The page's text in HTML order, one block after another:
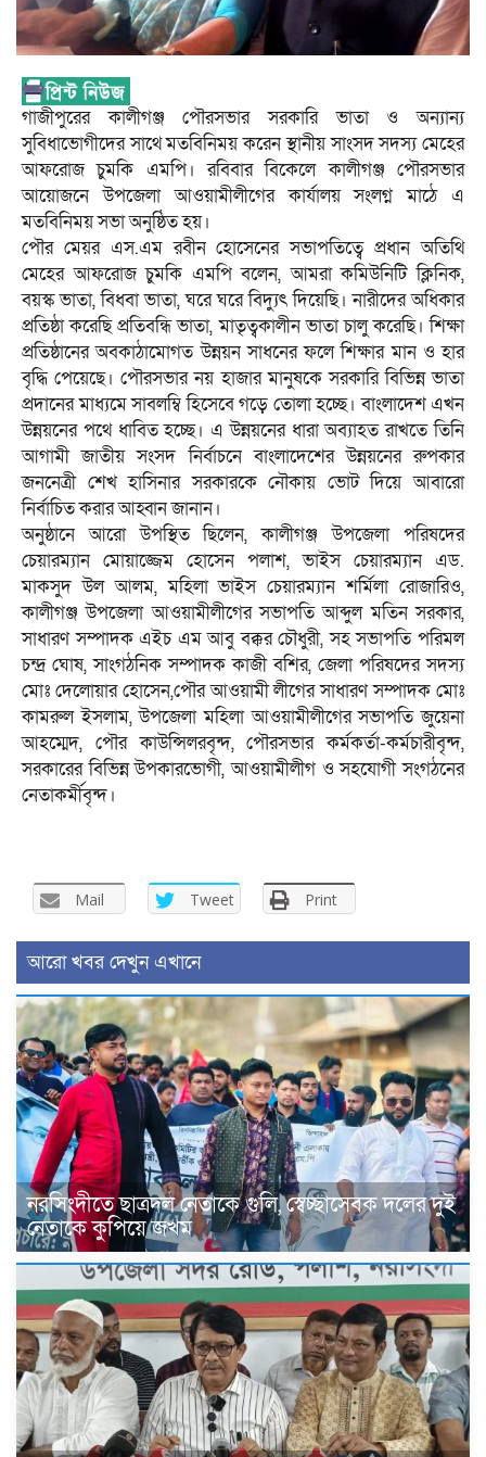
গাজীপুরের কালীগঞ্জ পৌরসভার সরকারি ভাতা ও অন্যান্য
সুবিধাভোগীদের সাথে মতবিনিময় করেন স্থানীয় সাংসদ সদস্য মেহের
আফরোজ চুমকি এমপি। রবিবার বিকেলে কালীগঞ্জ পৌরসভার
আয়োজনে উপজেলা আওয়ামীলীগের কার্যালয় সংলগ্ন মাঠে এ
মতবিনিময় সভা অনুষ্ঠিত হয়।
পৌর মেয়র এস.এম রবীন হোসেনের সভাপতিত্বে প্রধান অতিথি
মেহের আফরোজ চুমকি এমপি বলেন, আমরা কমিউনিটি ক্লিনিক,
বয়স্ক ভাতা, বিধবা ভাতা, ঘরে ঘরে বিদ্যুৎ দিয়েছি। নারীদের অধিকার
প্রতিষ্ঠা করেছি প্রতিবন্ধি ভাতা, মাতৃত্বকালীন ভাতা চালু করেছি। শিক্ষা
প্রতিষ্ঠানের অবকাঠামোগত উন্নয়ন সাধনের ফলে শিক্ষার মান ও হার
বৃদ্ধি পেয়েছে। পৌরসভার নয় হাজার মানুষকে সরকারি বিভিন্ন ভাতা
প্রদানের মাধ্যমে সাবলম্বি হিসেবে গড়ে তোলা হচ্ছে। বাংলাদেশ এখন
উন্নয়নের পথে ধাবিত হচ্ছে। এ উন্নয়নের ধারা অব্যাহত রাখতে তিনি
আগামী জাতীয় সংসদ নির্বাচনে বাংলাদেশের উন্নয়নের রুপকার
জননেত্রী শেখ হাসিনার সরকারকে নৌকায় ভোট দিয়ে আবারো
নির্বাচিত করার আহ্বান জানান।
অনুষ্ঠানে আরো উপস্থিত ছিলেন, কালীগঞ্জ উপজেলা পরিষদের
চেয়ারম্যান মোয়াজ্জেম হোসেন পলাশ, ভাইস চেয়ারম্যান এড.
মাকসুদ উল আলম, মহিলা ভাইস চেয়ারম্যান শর্মিলা রোজারিও,
কালীগঞ্জ উপজেলা আওয়ামীলীগের সভাপতি আব্দুল মতিন সরকার,
সাধারণ সম্পাদক এইচ এম আবু বক্কর চৌধুরী, সহ সভাপতি পরিমল
চন্দ্র ঘোষ, সাংগঠনিক সম্পাদক কাজী বশির, জেলা পরিষদের সদস্য
মোঃ দেলোয়ার হোসেন,পৌর আওয়ামী লীগের সাধারণ সম্পাদক মোঃ
কামরুল ইসলাম, উপজেলা মহিলা আওয়ামীলীগের সভাপতি জুয়েনা
আহম্মেদ, পৌর কাউন্সিলরবৃন্দ, পৌরসভার কর্মকর্তা-কর্মচারীবৃন্দ,
সরকারের বিভিন্ন উপকারভোগী, আওয়ামীলীগ ও সহযোগী সংগঠনের
নেতাকর্মীবৃন্দ।
Mail Tweet Print
আরো খবর দেখুন এখানে
নরসিংদীতে ছাত্রদল নেতাকে গুলি, স্বেচ্ছাসেবক দলের দুই
নেতাকে কুপিয়ে জখম